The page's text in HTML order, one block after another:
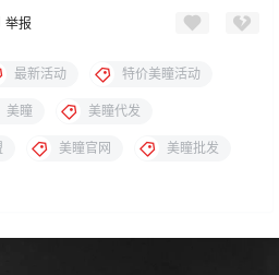
举报
最新活动 特价美瞳活动
美瞳 美瞳代发
美瞳官网 美瞳批发